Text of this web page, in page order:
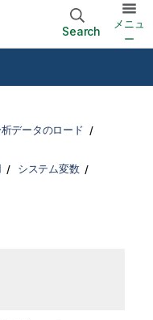
Search
メニュ
ー
データのロード
システム変数